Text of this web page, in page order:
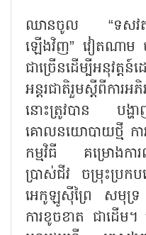
ឈានចូល “ទសវត្សរ៍
ឡើងវិញ” វៀតណាម
ជាច្រើនដើម្បីអនុវត្
អន្តរជាតិរួមស្ដីពីការអ
នោះត្រូវបាន បង្ហា
គោលនយោបាយថ្មី ការ
កម្មវិធី គម្រោងកា
ប្រាស់ជីវ ចម្រុះប្រកប
អេកូឡូស៊ីព្រៃ សមុទ្
ការខូចខាត ជាដើ